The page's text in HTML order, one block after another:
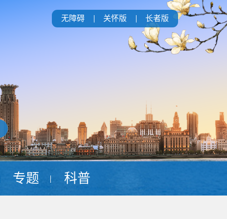
无障碍 关怀版 长者版
专题 科普